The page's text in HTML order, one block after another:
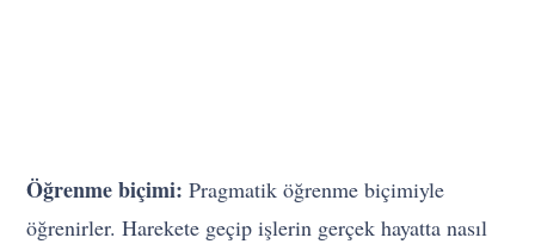
Öğrenme biçimi: Pragmatik öğrenme biçimiyle
öğrenirler. Harekete geçip işlerin gerçek hayatta nasıl